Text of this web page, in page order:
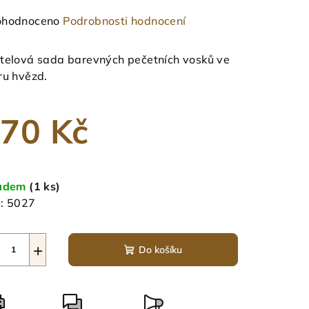
Podrobnosti hodnocení
sada barevných pečetních vosků ve
hvězd.
Kč
(1 ks)
5027
+ Do košíku